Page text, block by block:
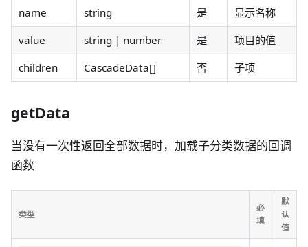
name string 是
显示名称
value
string | number 是
项目的值
children
CascadeData[] 否 子项
getData
当没有一次性返回全部数据时，加载子分类数据的回调
函数
类型
必
填
默
认
值